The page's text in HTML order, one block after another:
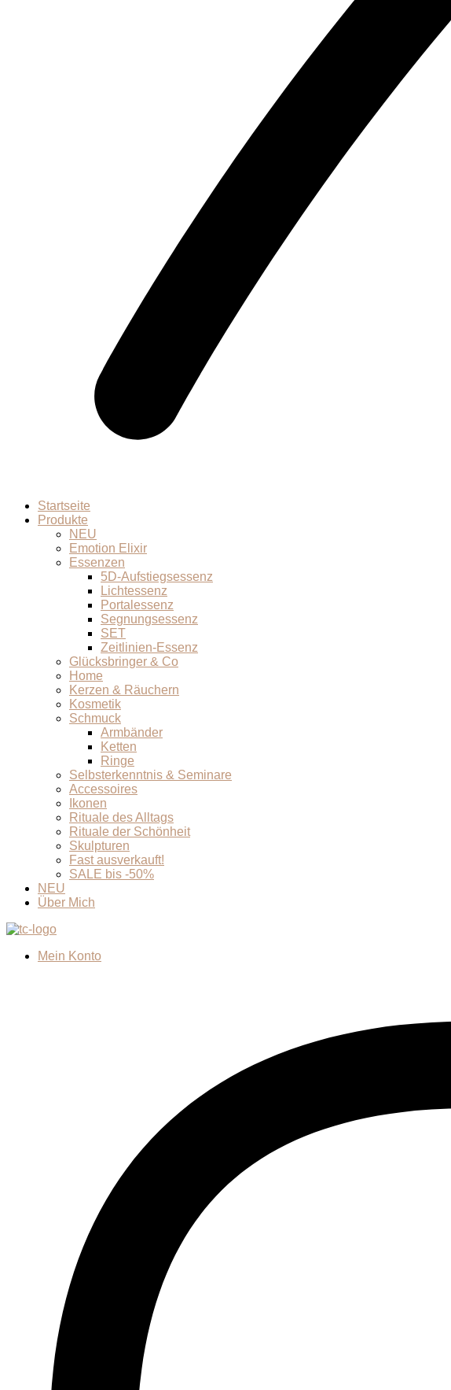
Startseite
Produkte
NEU
Emotion Elixir
Essenzen
5D-Aufstiegsessenz
Lichtessenz
Portalessenz
Segnungsessenz
SET
Zeitlinien-Essenz
Glücksbringer & Co
Home
Kerzen & Räuchern
Kosmetik
Schmuck
Armbänder
Ketten
Ringe
Selbsterkenntnis & Seminare
Accessoires
Ikonen
Rituale des Alltags
Rituale der Schönheit
Skulpturen
Fast ausverkauft!
SALE bis -50%
NEU
Über Mich
Mein Konto